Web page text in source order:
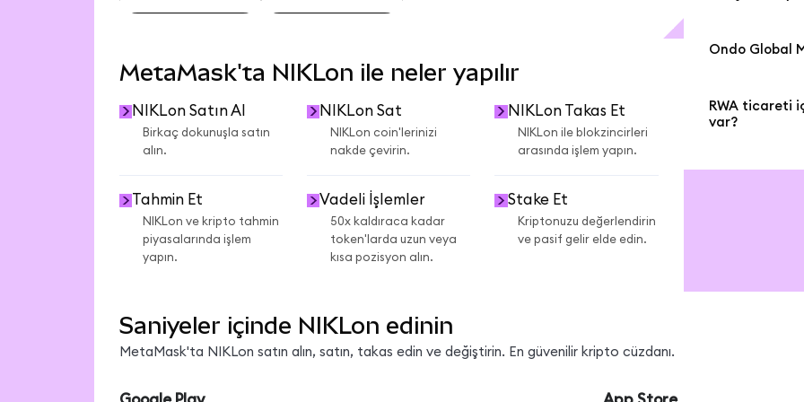
MetaMask'ta NIKLon ile neler yapılır
NIKLon Satın Al
Birkaç dokunuşla satın
alın.
NIKLon Sat
NIKLon coin'lerinizi
nakde çevirin.
NIKLon Takas Et
NIKLon ile blokzincirleri
arasında işlem yapın.
Tahmin Et
NIKLon ve kripto tahmin
piyasalarında işlem
yapın.
Vadeli İşlemler
50x kaldıraca kadar
token'larda uzun veya
kısa pozisyon alın.
Stake Et
Kriptonuzu değerlendirin
ve pasif gelir elde edin.
eşler arası
varlıklarını
geleneksel
gerçek dünya
Nickel Miners
altın veya
Ondo Global
hacim ve 500
(TVL) ile
RWA ticareti
var?
üzerinde
Saniyeler içinde NIKLon edinin
MetaMask'ta NIKLon satın alın, satın, takas edin ve değiştirin. En güvenilir kripto cüzdanı.